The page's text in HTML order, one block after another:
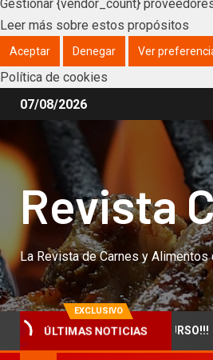
Gestionar {vendor_count}
Leer más sobre estos propósitos
Aceptar Denegar Ver
Política de cookies
07/08/2026
Revista
La Revista de Carnes y Alimentos
EXCLUSIVO
ÚLTIMAS NOTICIAS
de un nuevo CURSO!!!